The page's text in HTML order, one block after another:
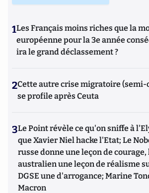
1Les Français moins riches que la
européenne pour la 3e année
ira le grand déclassement ?
2Cette autre crise migratoire
se profile après Ceuta
3Le Point révèle ce qu'on sniffe à
que Xavier Niel hacke l'Etat; Le
russe donne une leçon de courage,
australien une leçon de réalisme
DGSE une d'arrogance; Marine
Macron